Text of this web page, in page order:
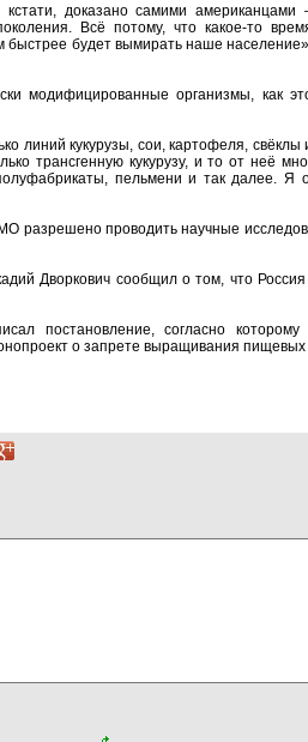
доказано самими американцами
Всё потому, что какое-то
быстрее будет вымирать наше
модифицированные организмы, как
линий кукурузы, сои, картофеля, свёклы
трансгенную кукурузу, и то от неё
пельмени и так далее.
проводить научные
Дворкович сообщил о том, что
постановление, согласно
о запрете выращивания